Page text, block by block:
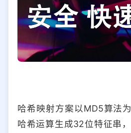
哈希映射方案以MD5算法
哈希运算生成32位特征串